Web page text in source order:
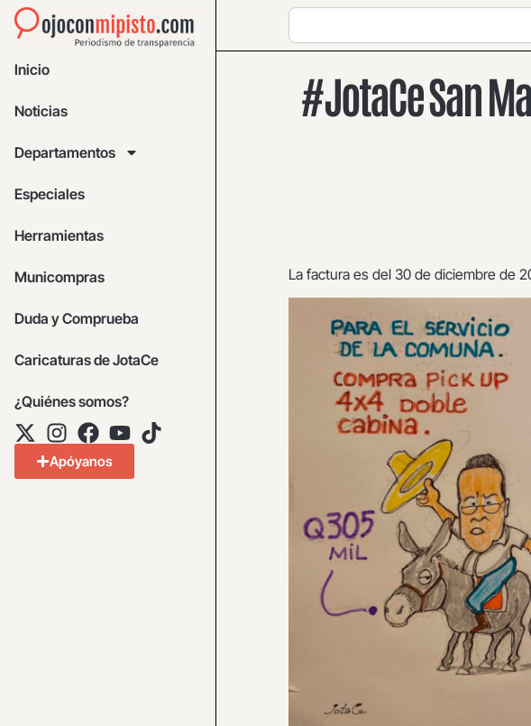
Inicio
Noticias
Departamentos
Especiales
Herramientas
Municompras
Duda y Comprueba
Caricaturas de JotaCe
¿Quiénes somos?
Apóyanos
#JotaCe San
La factura es del 30 de diciembre de